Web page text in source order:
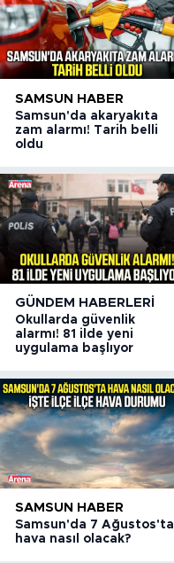
SAMSUN HABER
Samsun'da akaryakıta
zam alarmı! Tarih belli
oldu
GÜNDEM HABERLERI
Okullarda güvenlik
alarmı! 81 ilde yeni
uygulama başlıyor
SAMSUN HABER
Samsun'da 7 Ağustos'ta
hava nasıl olacak?